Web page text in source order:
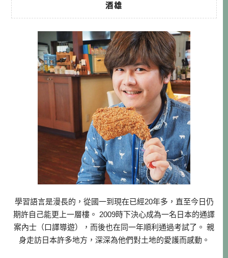
酒雄
學習語言是漫長的，從國一到現在已經20年多，直至今日仍
期許自己能更上一層樓。 2009時下決心成為一名日本的通譯
案內士（口譯導遊），而後也在同一年順利通過考試了。 親
身走訪日本許多地方，深深為他們對土地的愛護而感動。